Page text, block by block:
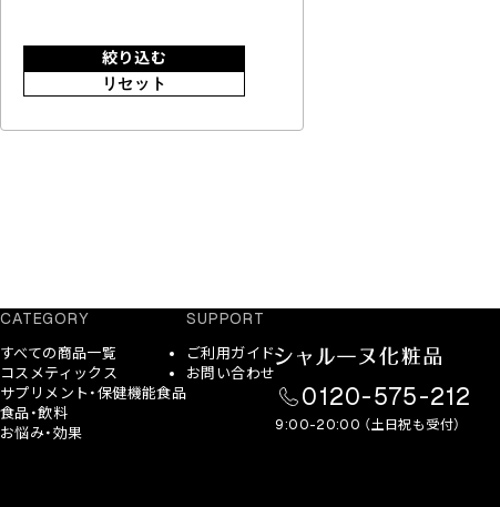
絞り込む
リセット
CATEGORY
すべての商品一覧
コスメティックス
サプリメント・保健機能食品
食品・飲料
お悩み・効果
SUPPORT
ご利用ガイド
お問い合わせ
0120-575-212
9:00-20:00 （土日祝も受付）